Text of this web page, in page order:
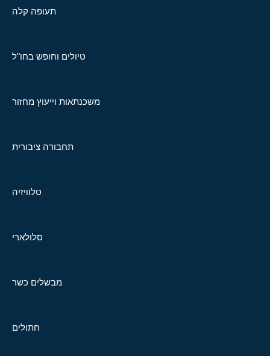
תעופה קלה
טיולים וחופש בחו"ל
משכנתאות וייעוץ מחזור
תחבורה ציבורית
טלוויזיה
סלולארי
מבשלים כשר
חתולים